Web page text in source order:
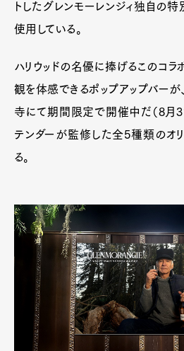
トしたグレンモーレンジィ独自の
使用している。
ハリウッドの名優に捧げるこのコラ
観を体感できるポップアップバーが
寺にて期間限定で開催中だ（8月
テンダーが監修した全5種類のオ
る。